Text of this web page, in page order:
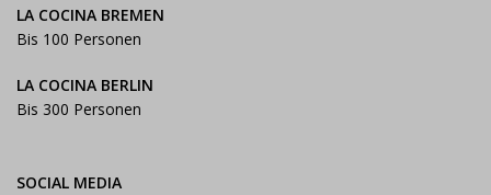
LA COCINA BREMEN
Bis 100 Personen
LA COCINA BERLIN
Bis 300 Personen
SOCIAL MEDIA